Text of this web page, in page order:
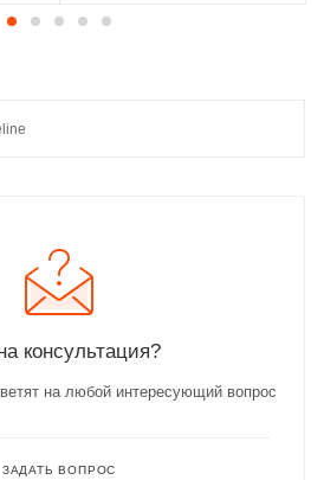
консультация?
на любой интересующий вопрос
ЗАДАТЬ ВОПРОС